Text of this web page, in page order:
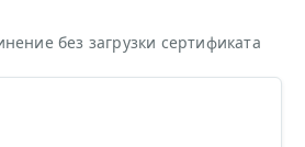
без загрузки сертификата